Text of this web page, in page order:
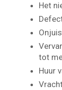
Het
tot
Huur